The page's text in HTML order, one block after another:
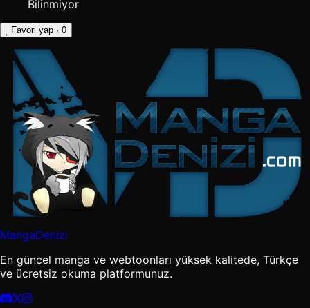
Bilinmiyor
Favori yap · 0
MangaDenizi
En güncel manga ve webtoonları yüksek kalitede, Türkçe
ve ücretsiz okuma platformunuz.